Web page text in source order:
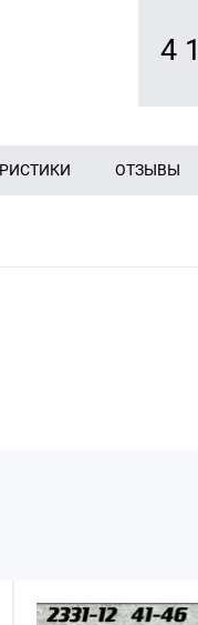
4
ОТЗЫВЫ